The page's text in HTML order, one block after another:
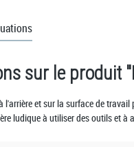
sur le produit
l'arrière et sur la surface de
ludique à utiliser des outils et à